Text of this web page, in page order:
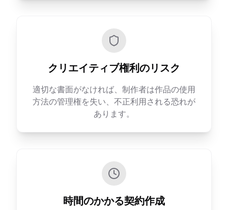
クリエイティブ権利のリスク
適切な書面がなければ、制作者は作品の使用
方法の管理権を失い、不正利用される恐れが
あります。
時間のかかる契約作成